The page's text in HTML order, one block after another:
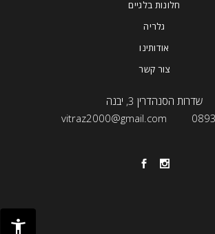
חלונות בלגיים
גלריה
אודותינו
צור קשר
שדרות הסנהדרין 3, יבנה
vitraz2000@gmail.com